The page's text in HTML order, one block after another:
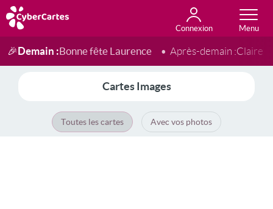
Connexion
Anniversaire
Fête du jour
Amour
Amitié
Merci
Toutes les cartes
🎉Demain :Bonne fête Laurence Après-demain :Claire
Cartes Images
Toutes les cartes Avec vos photos